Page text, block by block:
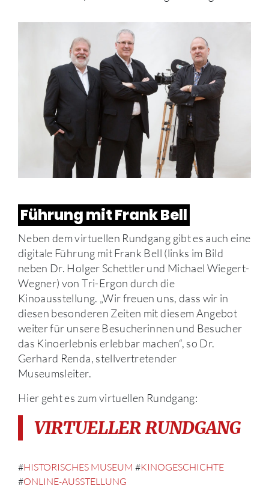
Führung mit Frank Bell
Neben dem virtuellen Rundgang gibt es auch eine
digitale Führung mit Frank Bell (links im Bild
neben Dr. Holger Schettler und Michael Wiegert-
Wegner) von Tri-Ergon durch die
Kinoausstellung. „Wir freuen uns, dass wir in
diesen besonderen Zeiten mit diesem Angebot
weiter für unsere Besucherinnen und Besucher
das Kinoerlebnis erlebbar machen“, so Dr.
Gerhard Renda, stellvertretender
Museumsleiter.
Hier geht es zum virtuellen Rundgang:
VIRTUELLER RUNDGANG
#HISTORISCHES MUSEUM #KINOGESCHICHTE
#ONLINE-AUSSTELLUNG